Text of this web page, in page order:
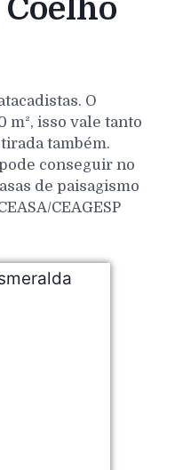
O
m², isso vale tanto
também.
conseguir no
de paisagismo
CEAGESP